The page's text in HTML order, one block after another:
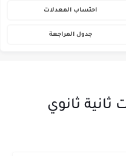
احتساب المعدلات
جدول المراجعة
رياضيات ثانية ثانوي